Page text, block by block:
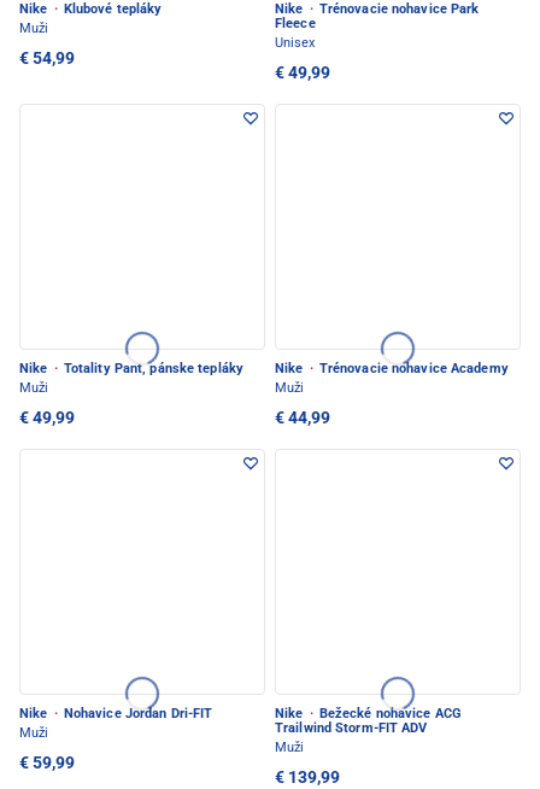
Nike · Klubové tepláky
Muži
€ 54,99
Nike · Trénovacie nohavice Park
Fleece
Unisex
€ 49,99
Nike · Totality Pant, pánske tepláky
Muži
€ 49,99
Nike · Trénovacie nohavice Academy
Muži
€ 44,99
Nike · Nohavice Jordan Dri-FIT
Muži
€ 59,99
Nike · Bežecké nohavice ACG
Trailwind Storm-FIT ADV
Muži
€ 139,99